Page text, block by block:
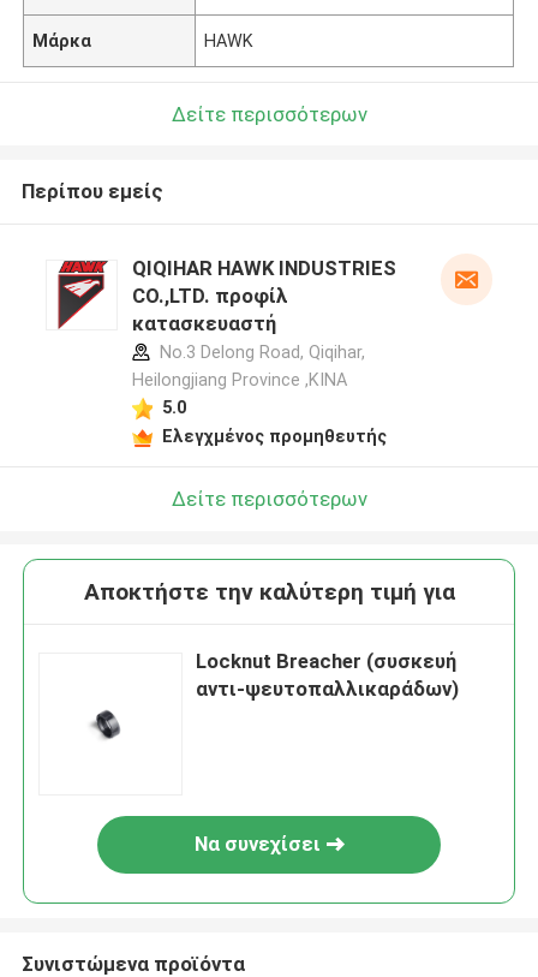
Μάρκα HAWK
Δείτε περισσότερων
Περίπου εμείς
QIQIHAR HAWK INDUSTRIES
CO.,LTD. προφίλ
κατασκευαστή
No.3 Delong Road, Qiqihar,
Heilongjiang Province ,ΚΙΝΑ
5.0
Ελεγχμένος προμηθευτής
Δείτε περισσότερων
Αποκτήστε την καλύτερη τιμή για
Locknut Breacher (συσκευή
αντι-ψευτοπαλλικαράδων)
Να συνεχίσει
Συνιστώμενα προϊόντα